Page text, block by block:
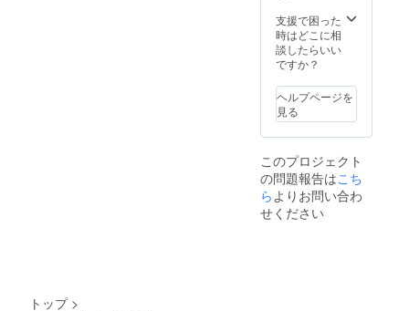
支援で困った
時はどこに相
談したらいい
ですか？
ヘルプページを
見る
このプロジェクト
の問題報告はこち
らよりお問い合わ
せください
トップ >